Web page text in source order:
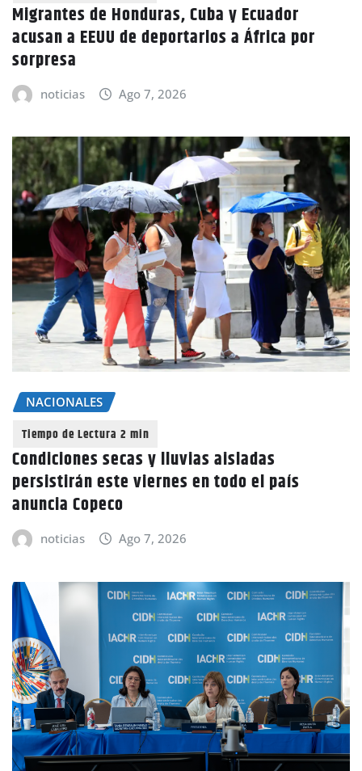
Migrantes de Honduras, Cuba y Ecuador
acusan a EEUU de deportarlos a África por
sorpresa
noticias Ago 7, 2026
NACIONALES
Condiciones secas y lluvias aisladas
persistirán este viernes en todo el país
anuncia Copeco
noticias Ago 7, 2026